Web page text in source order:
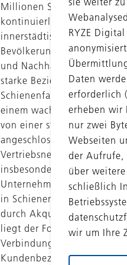
Millionen Schweizer
kontinuierlich, gestützt
innerstädtischen
Bevölkerungswachstum
und
starke Beziehungen zu
Schienenfahrzeuge,
einem wachsenden Anteil
von einer steigenden
angeschlossen werden.
Vertriebsnetzwerk, seine
insbesondere in China
Unternehmen soll als
in Schienenfahrzeugen
durch Akquisitionen im
liegt der Fokus auf
Verbindungen.„Duagon
Kundenbeziehungen, ein
RYZE
Daten
erforderlich
erheben wir
nur zwei
Webseiten
der Aufrufe,
über
schließlich
wir um Ihre